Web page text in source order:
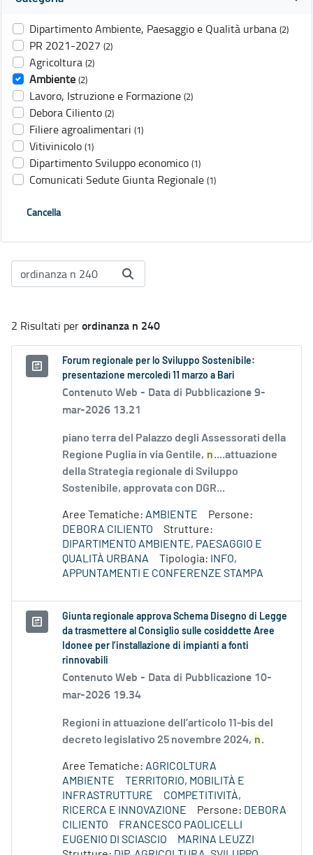
Dipartimento Ambiente, Paesaggio e Qualità urbana (2)
PR 2021-2027 (2)
Agricoltura (2)
Ambiente (2)
Lavoro, Istruzione e Formazione (2)
Debora Ciliento (2)
Filiere agroalimentari (1)
Vitivinicolo (1)
Dipartimento Sviluppo economico (1)
Comunicati Sedute Giunta Regionale (1)
Cancella
2 Risultati perordinanza n 240
Forum regionale per lo Sviluppo Sostenibile:
presentazione mercoledì 11 marzo a Bari
Contenuto Web - Data di Pubblicazione 9-
mar-2026 13.21
piano terra del Palazzo degli Assessorati della
Regione Puglia in via Gentile, n....attuazione
della Strategia regionale di Sviluppo
Sostenibile, approvata con DGR...
Aree Tematiche: AMBIENTE
Persone:
DEBORA CILIENTO
Strutture:
DIPARTIMENTO AMBIENTE, PAESAGGIO E
QUALITÀ URBANA
Tipologia:
INFO,
APPUNTAMENTI E CONFERENZE STAMPA
Giunta regionale approva Schema Disegno di Legge
da trasmettere al Consiglio sulle cosiddette Aree
Idonee per l’installazione di impianti a fonti
rinnovabili
Contenuto Web - Data di Pubblicazione 10-
mar-2026 19.34
Regioni in attuazione dell’articolo 11-bis del
decreto legislativo 25 novembre 2024, n.
Aree Tematiche: AGRICOLTURA
AMBIENTE
TERRITORIO, MOBILITÀ E
INFRASTRUTTURE
COMPETITIVITÀ,
RICERCA E INNOVAZIONE
Persone: DEBORA
CILIENTO
FRANCESCO PAOLICELLI
EUGENIO DI SCIASCIO
MARINA LEUZZI